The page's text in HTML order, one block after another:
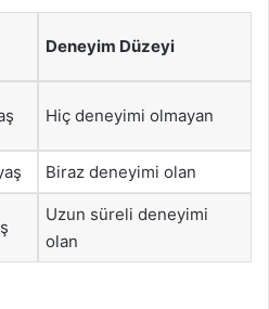
Deneyim Düzeyi
Hiç deneyimi olmayan
Biraz deneyimi olan
Uzun süreli deneyimi
olan